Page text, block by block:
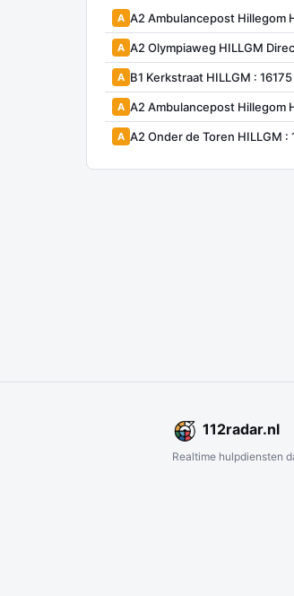
A A2 Ambulancepost Hillegom
A A2 Olympiaweg HILLGM
A B1 Kerkstraat HILLGM : 16175
A A2 Ambulancepost Hillegom
A A2 Onder de Toren HILLGM :
112radar.nl
Realtime hulpdiensten